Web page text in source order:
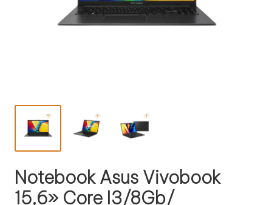
Notebook Asus Vivobook
15,6» Core I3/8Gb/